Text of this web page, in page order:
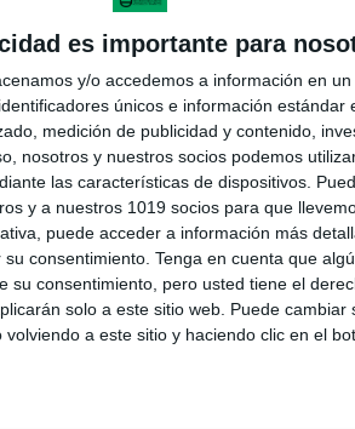
es importante para
y/o accedemos a información en
únicos e información estándar
medición de publicidad y contenido,
nosotros y nuestros socios podemos
las características de dispositivos.
y a nuestros 1019 socios para que
puede acceder a información más
consentimiento. Tenga en cuenta que
su consentimiento, pero usted tiene el
solo a este sitio web. Puede
a este sitio y haciendo clic en el